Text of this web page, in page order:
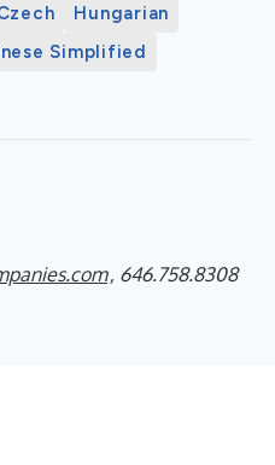
Hungarian
Simplified
, 646.758.8308